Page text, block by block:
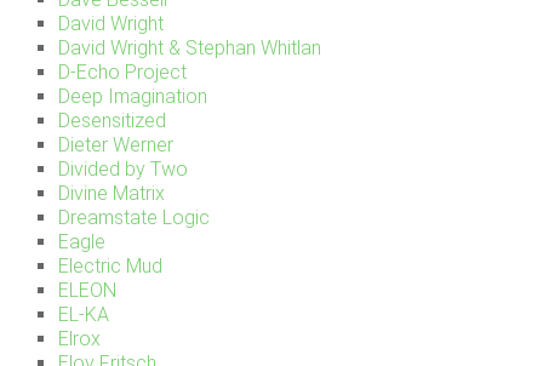
David Wright
David Wright & Stephan Whitlan
D-Echo Project
Deep Imagination
Desensitized
Dieter Werner
Divided by Two
Divine Matrix
Dreamstate Logic
Eagle
Electric Mud
ELEON
EL-KA
Elrox